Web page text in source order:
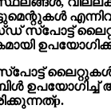
സ്പോട്ട്
ഉപയോഗിച്ച്
p.